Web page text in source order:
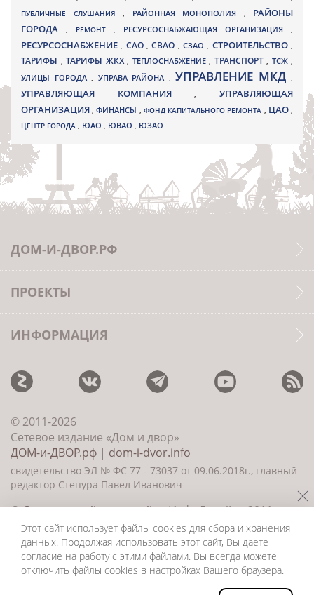
ПУБЛИЧНЫЕ СЛУШАНИЯ , РАЙОННАЯ МОНОПОЛИЯ , РАЙОНЫ
ГОРОДА
, РЕМОНТ , РЕСУРСОСНАБЖАЮЩАЯ ОРГАНИЗАЦИЯ ,
РЕСУРСОСНАБЖЕНИЕ, САО,СВАО ,СЗАО, СТРОИТЕЛЬСТВО,
ТАРИФЫ , ТАРИФЫ ЖКХ , ТЕПЛОСНАБЖЕНИЕ , ТРАНСПОРТ , ТСЖ ,
УЛИЦЫ ГОРОДА , УПРАВА РАЙОНА , УПРАВЛЕНИЕ МКД ,
УПРАВЛЯЮЩАЯ КОМПАНИЯ,УПРАВЛЯЮЩАЯ
ОРГАНИЗАЦИЯ,ФИНАНСЫ , ФОНД КАПИТАЛЬНОГО РЕМОНТА , ЦАО,
ЦЕНТР ГОРОДА , ЮАО , ЮВАО , ЮЗАО
ДОМ-И-ДВОР.РФ
ПРОЕКТЫ
ИНФОРМАЦИЯ
© 2011-2026
Сетевое издание «Дом и двор»
ДОМ-и-ДВОР.рф | dom-i-dvor.info
свидетельство ЭЛ № ФС 77 - 73037 от 09.06.2018г., главный
редактор Степура Павел Иванович
©Создание сайта и дизайн«ИнфоДизайн» 2011—
2026
Этот сайт использует файлы cookies для сбора и хранения
данных. Продолжая использовать этот сайт, Вы даете
согласие на работу с этими файлами. Вы всегда можете
отключить файлы cookies в настройках Вашего браузера.